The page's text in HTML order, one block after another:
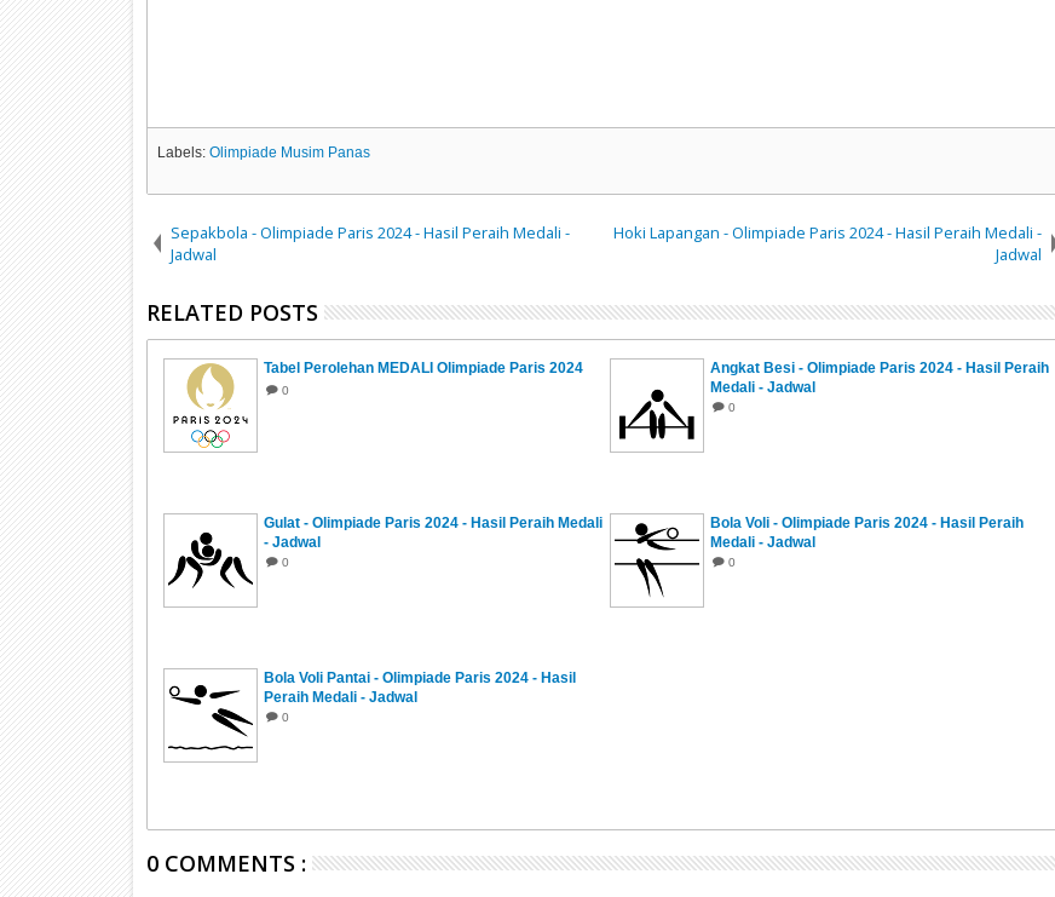
Labels: Olimpiade Musim Panas
Sepakbola - Olimpiade Paris 2024 - Hasil Peraih Medali -
Jadwal
Hoki Lapangan - Olimpiade Paris 2024 - Hasil Peraih Medali -
Jadwal
RELATED POSTS
Tabel Perolehan MEDALI Olimpiade Paris 2024
0
Angkat Besi - Olimpiade Paris 2024 - Hasil Peraih
Medali - Jadwal
0
Gulat - Olimpiade Paris 2024 - Hasil Peraih Medali
- Jadwal
0
Bola Voli - Olimpiade Paris 2024 - Hasil Peraih
Medali - Jadwal
0
Bola Voli Pantai - Olimpiade Paris 2024 - Hasil
Peraih Medali - Jadwal
0
0 COMMENTS :